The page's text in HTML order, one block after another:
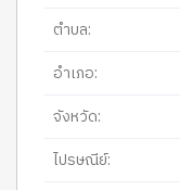
ตำบล:
อำเภอ:
จังหวัด:
ไปรษณีย์: